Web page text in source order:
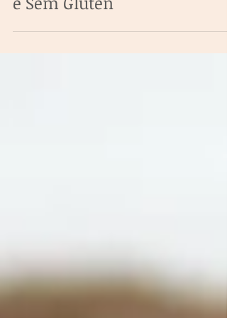
Panqueca de Banana Vegana
e Sem Glúten